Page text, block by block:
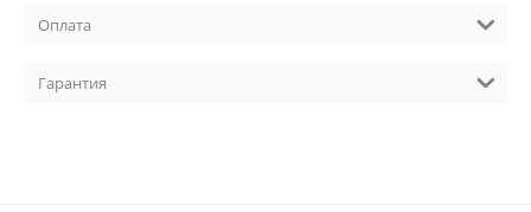
Оплата
Гарантия